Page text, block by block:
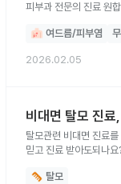
피부과 전문의 진
여드름/피부염
2026.02.05
비대면 탈모 진
탈모관련 비대면 진료
믿고 진료 받아도되나요
탈모